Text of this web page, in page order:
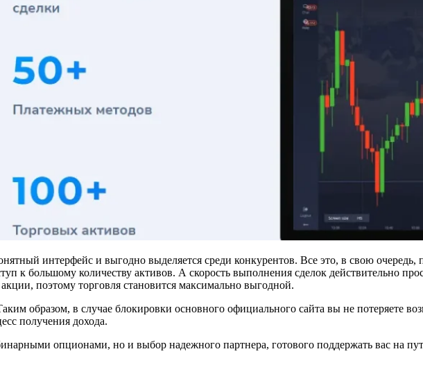
интерфейс и выгодно выделяется среди конкурентов. Все это, в свою очередь,
к большому количеству активов. А скорость выполнения сделок действительно
поэтому торговля становится максимально выгодной.
образом, в случае блокировки основного официального сайта вы не потеряете
получения дохода.
опционами, но и выбор надежного партнера, готового поддержать вас на